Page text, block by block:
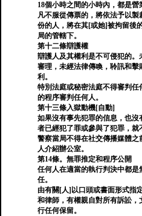
18個小時之間的小時內，都是營
凡不服從傳票的，將依法予以
份的人，將在其[或她]被拘留後
局的管轄下。
第十二條辯護權
辯護人及其權利是不可侵犯的
審理，未經法律傳喚，聆訊和
利。
特別法庭或秘密法庭不得審判
的程序審判任何人。
第十三條入獄動機[自動]
如果沒有事先犯罪的信息，也
者已經犯了罪或參與了犯罪，就
警察當局不得在社交傳播媒體
人介紹辦公室。
第14條。無罪推定和程序公開
任何人在適當的執行判決中都
任。
由有關[人]以口頭或書面形式指
和律師，有權親自對所有訴訟
行任何保留。